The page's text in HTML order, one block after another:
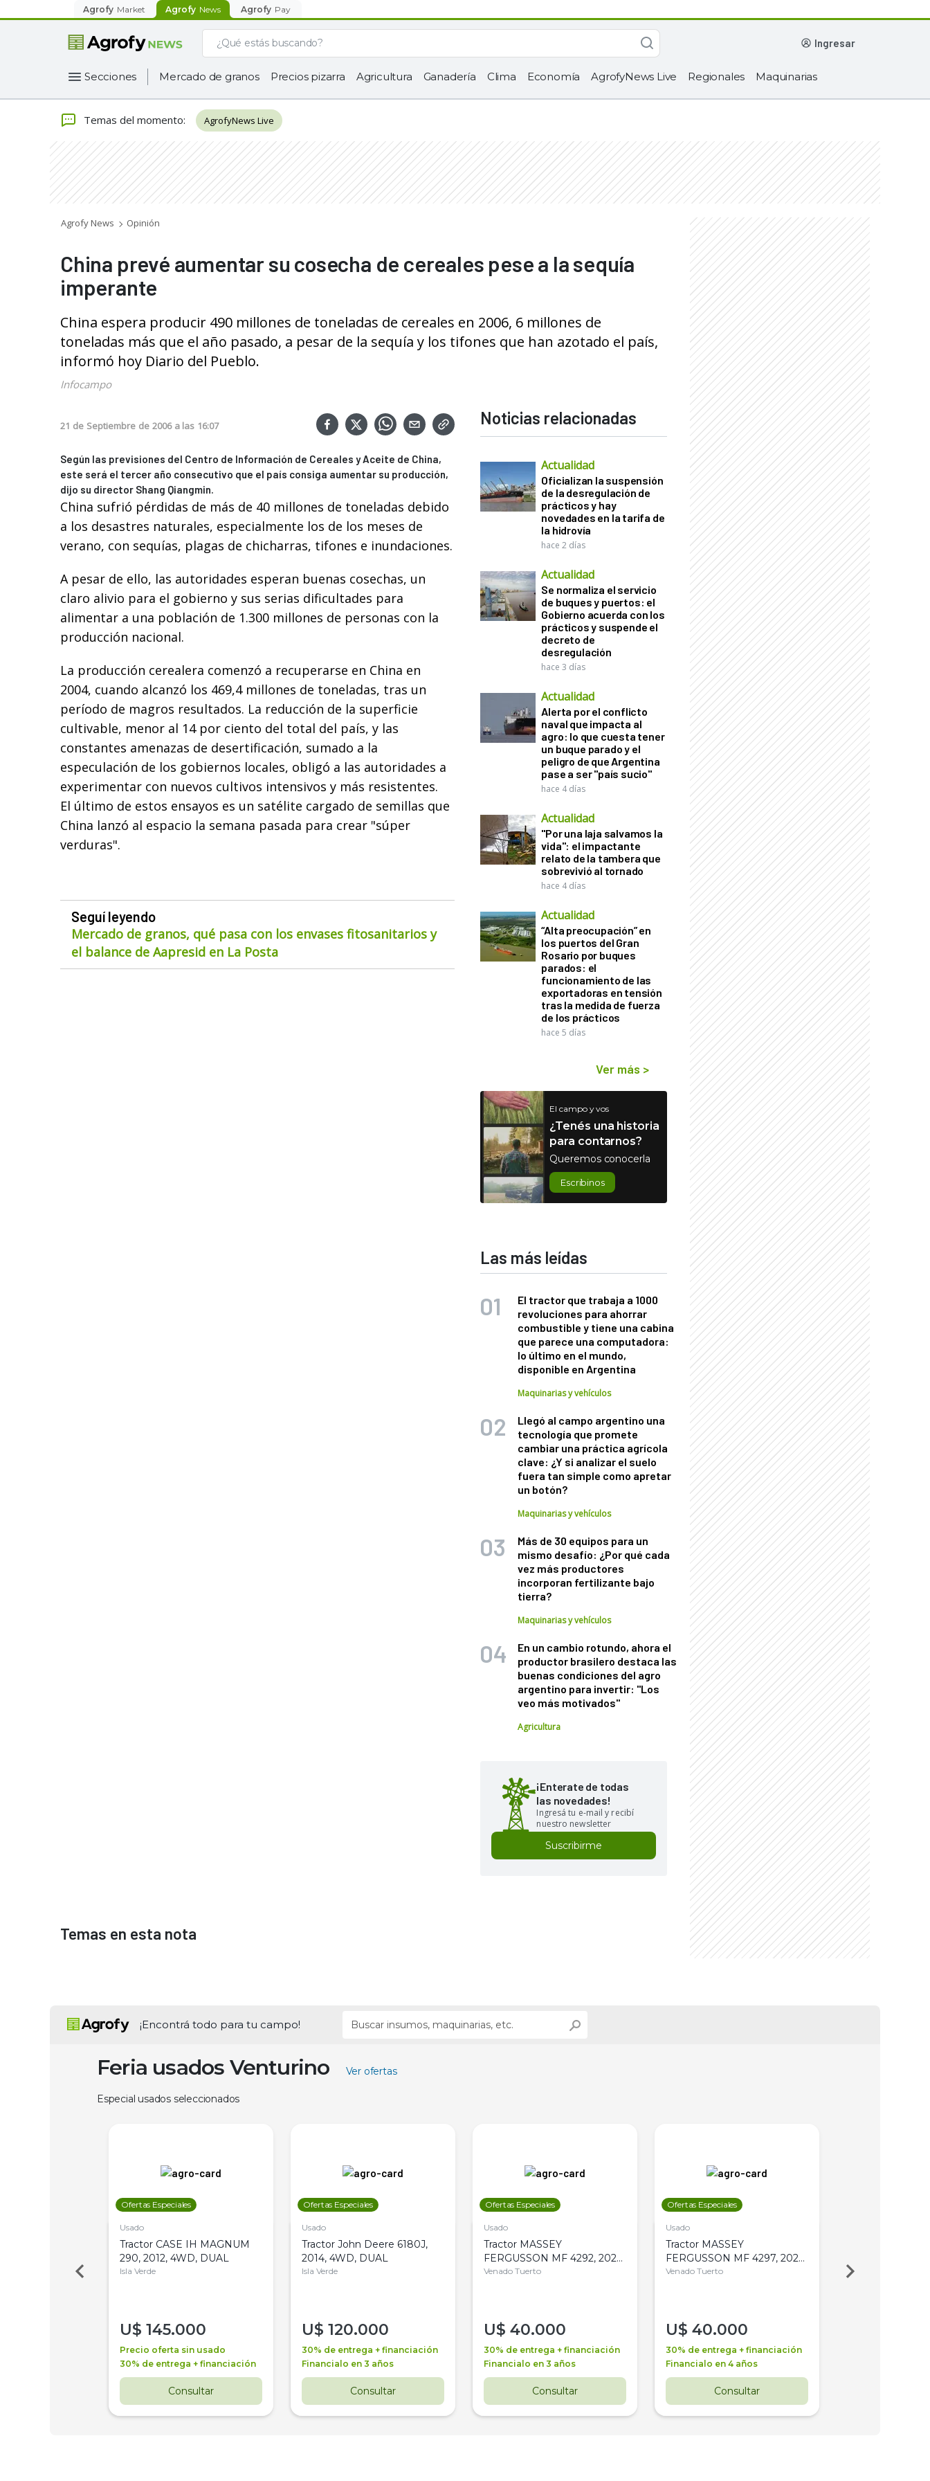
Agrofy Market Agrofy News Agrofy Pay
ingresar
Secciones Mercado de granos Precios pizarra Agricultura Ganadería Clima Economía AgrofyNews Live Regionales Maquinarias
Temas del momento: AgrofyNews Live
Agrofy News Opinión
China prevé aumentar su cosecha de cereales pese a la sequía
imperante
China espera producir 490 millones de toneladas de cereales en 2006, 6 millones de
toneladas más que el año pasado, a pesar de la sequía y los tifones que han azotado el país,
informó hoy Diario del Pueblo.
Infocampo
21 de Septiembre de 2006 a las 16:07
Según las previsiones del Centro de Información de Cereales y Aceite de China,
este será el tercer año consecutivo que el país consiga aumentar su producción,
dijo su director Shang Qiangmin.
China sufrió pérdidas de más de 40 millones de toneladas debido
a los desastres naturales, especialmente los de los meses de
verano, con sequías, plagas de chicharras, tifones e inundaciones.
A pesar de ello, las autoridades esperan buenas cosechas, un
claro alivio para el gobierno y sus serias dificultades para
alimentar a una población de 1.300 millones de personas con la
producción nacional.
La producción cerealera comenzó a recuperarse en China en
2004, cuando alcanzó los 469,4 millones de toneladas, tras un
período de magros resultados. La reducción de la superficie
cultivable, menor al 14 por ciento del total del país, y las
constantes amenazas de desertificación, sumado a la
especulación de los gobiernos locales, obligó a las autoridades a
experimentar con nuevos cultivos intensivos y más resistentes.
El último de estos ensayos es un satélite cargado de semillas que
China lanzó al espacio la semana pasada para crear "súper
verduras".
Seguí leyendo
Mercado de granos, qué pasa con los envases fitosanitarios y
el balance de Aapresid en La Posta
Noticias relacionadas
Actualidad
Oficializan la suspensión
de la desregulación de
prácticos y hay
novedades en la tarifa de
la hidrovía
hace 2 días
Actualidad
Se normaliza el servicio
de buques y puertos: el
Gobierno acuerda con los
prácticos y suspende el
decreto de
desregulación
hace 3 días
Actualidad
Alerta por el conflicto
naval que impacta al
agro: lo que cuesta tener
un buque parado y el
peligro de que Argentina
pase a ser "país sucio"
hace 4 días
Actualidad
"Por una laja salvamos la
vida": el impactante
relato de la tambera que
sobrevivió al tornado
hace 4 días
Actualidad
“Alta preocupación” en
los puertos del Gran
Rosario por buques
parados: el
funcionamiento de las
exportadoras en tensión
tras la medida de fuerza
de los prácticos
hace 5 días
Ver más >
El campo y vos
¿Tenés una historia
para contarnos?
Queremos conocerla
Escribinos
Las más leídas
El tractor que trabaja a 1000
revoluciones para ahorrar
combustible y tiene una cabina
que parece una computadora:
lo último en el mundo,
disponible en Argentina
Maquinarias y vehículos
Llegó al campo argentino una
tecnología que promete
cambiar una práctica agrícola
clave: ¿Y si analizar el suelo
fuera tan simple como apretar
un botón?
Maquinarias y vehículos
Más de 30 equipos para un
mismo desafío: ¿Por qué cada
vez más productores
incorporan fertilizante bajo
tierra?
Maquinarias y vehículos
En un cambio rotundo, ahora el
productor brasilero destaca las
buenas condiciones del agro
argentino para invertir: "Los
veo más motivados"
Agricultura
¡Enterate de todas
las novedades!
Ingresá tu e-mail y recibí
nuestro newsletter
Suscribirme
Temas en esta nota
¡Encontrá todo para tu campo!
Feria usados Venturino Ver ofertas
Especial usados seleccionados
Ofertas Especiales
Usado
Tractor CASE IH MAGNUM
290, 2012, 4WD, DUAL
Isla Verde
U$ 145.000
Precio oferta sin usado
30% de entrega + financiación
Consultar
Ofertas Especiales
Usado
Tractor John Deere 6180J,
2014, 4WD, DUAL
Isla Verde
U$ 120.000
30% de entrega + financiación
Financialo en 3 años
Consultar
Ofertas Especiales
Usado
Tractor MASSEY
FERGUSSON MF 4292, 2020,
4WD, PATON
Venado Tuerto
U$ 40.000
30% de entrega + financiación
Financialo en 3 años
Consultar
Ofertas Especiales
Usado
Tractor MASSEY
FERGUSSON MF 4297, 2020,
4WD, PATON
Venado Tuerto
U$ 40.000
30% de entrega + financiación
Financialo en 4 años
Consultar
Venado Tuerto